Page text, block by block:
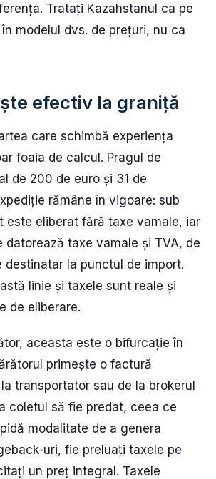
Tratați Kazahstanul ca pe
modelul dvs. de prețuri, nu ca
efectiv la graniță
care schimbă experiența
foaia de calcul. Pragul de
de 200 de euro și 31 de
rămâne în vigoare: sub
este eliberat fără taxe vamale, iar
datorează taxe vamale și TVA, de
destinatar la punctul de import.
linie și taxele sunt reale și
de eliberare.
aceasta este o bifurcație în
primește o factură
transportator sau de la brokerul
coletul să fie predat, ceea ce
modalitate de a genera
uri, fie preluați taxele pe
un preț integral. Taxele